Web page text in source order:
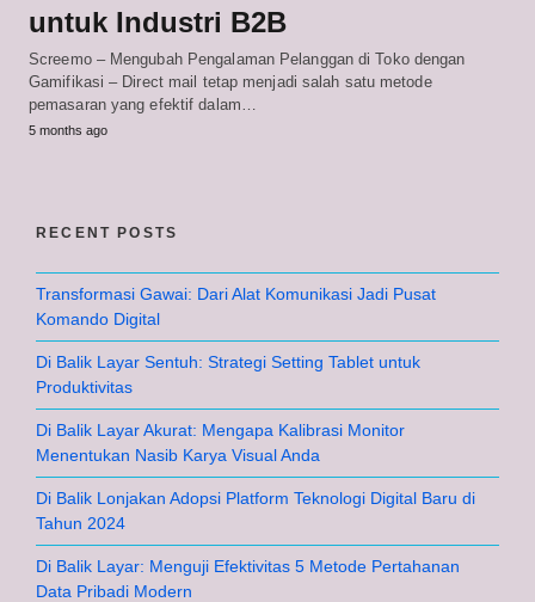
untuk Industri B2B
Screemo – Mengubah Pengalaman Pelanggan di Toko dengan
Gamifikasi – Direct mail tetap menjadi salah satu metode
pemasaran yang efektif dalam…
5 months ago
RECENT POSTS
Transformasi Gawai: Dari Alat Komunikasi Jadi Pusat
Komando Digital
Di Balik Layar Sentuh: Strategi Setting Tablet untuk
Produktivitas
Di Balik Layar Akurat: Mengapa Kalibrasi Monitor
Menentukan Nasib Karya Visual Anda
Di Balik Lonjakan Adopsi Platform Teknologi Digital Baru di
Tahun 2024
Di Balik Layar: Menguji Efektivitas 5 Metode Pertahanan
Data Pribadi Modern